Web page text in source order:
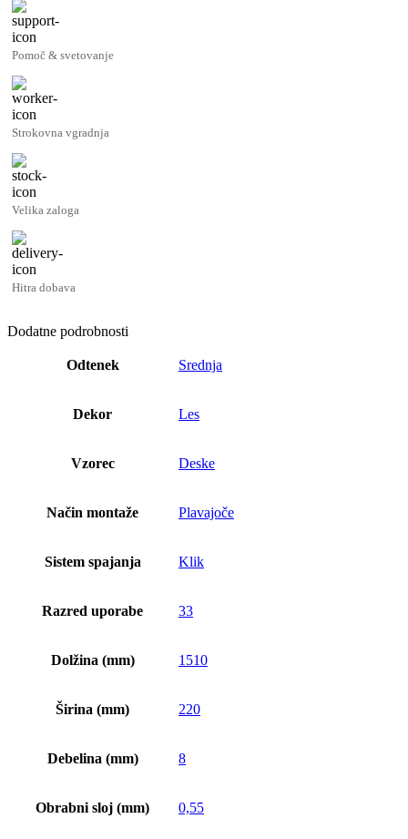
Pomoč & svetovanje
Strokovna vgradnja
Velika zaloga
Hitra dobava
Dodatne podrobnosti
Odtenek Srednja
Dekor Les
Vzorec Deske
Način montaže Plavajoče
Sistem spajanja Klik
Razred uporabe 33
Dolžina (mm) 1510
Širina (mm) 220
Debelina (mm) 8
Obrabni sloj (mm) 0,55